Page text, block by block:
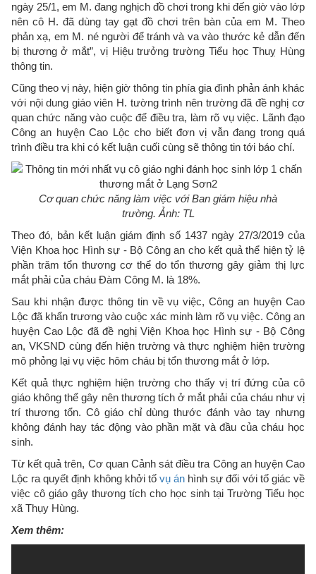
ngày 25/1, em M. đang nghịch đồ chơi trong khi đến giờ vào lớp
nên cô H. đã dùng tay gạt đồ chơi trên bàn của em M. Theo
phản xạ, em M. né người để tránh và va vào thước kẻ dẫn đến
bị thương ở mắt”, vị Hiệu trưởng trường Tiểu học Thuỵ Hùng
thông tin.
Cũng theo vị này, hiện giờ thông tin phía gia đình phản ánh khác
với nội dung giáo viên H. tường trình nên trường đã đề nghị cơ
quan chức năng vào cuộc để điều tra, làm rõ vụ việc. Lãnh đạo
Công an huyện Cao Lộc cho biết đơn vị vẫn đang trong quá
trình điều tra khi có kết luận cuối cùng sẽ thông tin tới báo chí.
Cơ quan chức năng làm việc với Ban giám hiệu nhà
trường. Ảnh: TL
Theo đó, bản kết luận giám định số 1437 ngày 27/3/2019 của
Viện Khoa học Hình sự - Bộ Công an cho kết quả thể hiện tỷ lệ
phần trăm tổn thương cơ thể do tổn thương gây giảm thị lực
mắt phải của cháu Đàm Công M. là 18%.
Sau khi nhận được thông tin về vụ việc, Công an huyện Cao
Lộc đã khẩn trương vào cuộc xác minh làm rõ vụ việc. Công an
huyện Cao Lộc đã đề nghị Viện Khoa học Hình sự - Bộ Công
an, VKSND cùng đến hiện trường và thực nghiệm hiện trường
mô phỏng lại vụ việc hôm cháu bị tổn thương mắt ở lớp.
Kết quả thực nghiệm hiện trường cho thấy vị trí đứng của cô
giáo không thể gây nên thương tích ở mắt phải của cháu như vị
trí thương tổn. Cô giáo chỉ dùng thước đánh vào tay nhưng
không đánh hay tác động vào phần mặt và đầu của cháu học
sinh.
Từ kết quả trên, Cơ quan Cảnh sát điều tra Công an huyện Cao
Lộc ra quyết định không khởi tố vụ án hình sự đối với tố giác về
việc cô giáo gây thương tích cho học sinh tại Trường Tiểu học
xã Thụy Hùng.
Xem thêm: